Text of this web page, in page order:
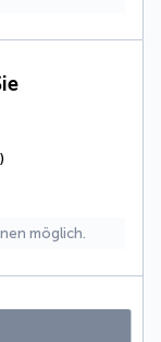
möglich.